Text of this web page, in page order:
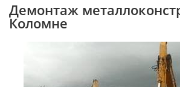
Демонтаж
Коломне